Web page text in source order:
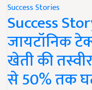
Success Stories
Success
जायटॉनिक
खेती की
से 50% तक